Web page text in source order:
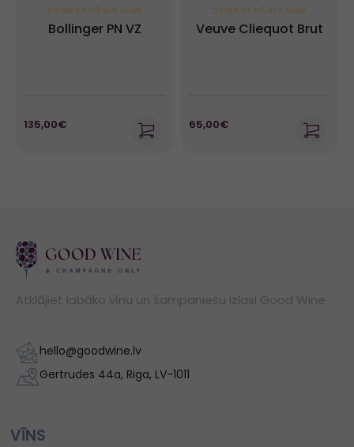
DZIRKSTOŠAIS VĪNS
Bollinger PN VZ
135,00€
DZIRKSTOŠAIS VĪNS
Veuve Cliequot Brut
65,00€
Atklājiet labāko vīnu un šampaniešu izlasi Good Wine
hello@goodwine.lv
Gertrudes 44a, Riga, LV-1011
VĪNS